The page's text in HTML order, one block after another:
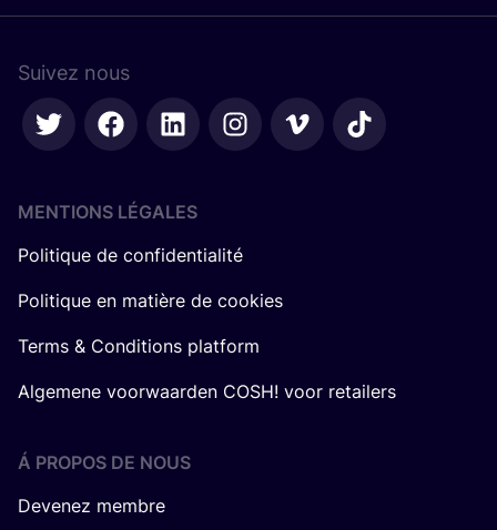
Suivez nous
MENTIONS LÉGALES
Politique de confidentialité
Politique en matière de cookies
Terms & Conditions platform
Algemene voorwaarden COSH! voor retailers
Á PROPOS DE NOUS
Devenez membre